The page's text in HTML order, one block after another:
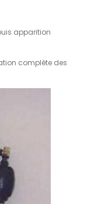
apparition
complète des